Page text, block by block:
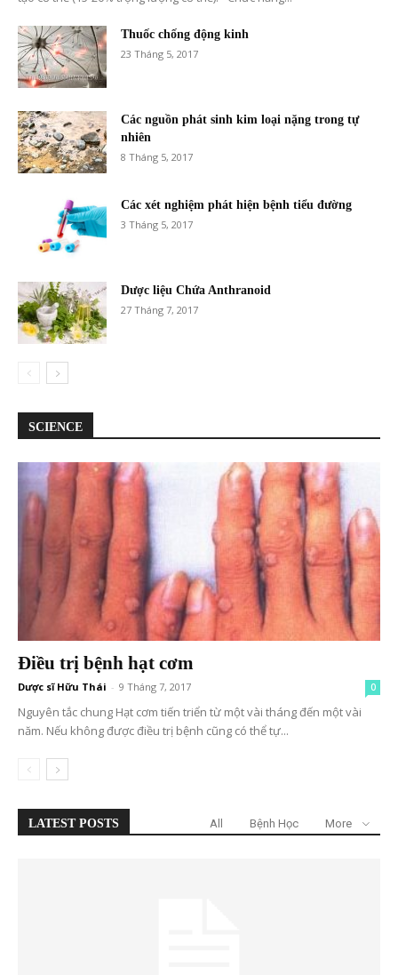
Thuốc chống động kinh
23 Tháng 5, 2017
Các nguồn phát sinh kim loại nặng trong tự
nhiên
8 Tháng 5, 2017
Các xét nghiệm phát hiện bệnh tiểu đường
3 Tháng 5, 2017
Dược liệu Chứa Anthranoid
27 Tháng 7, 2017
SCIENCE
Điều trị bệnh hạt cơm
Dược sĩ Hữu Thái - 9 Tháng 7, 2017 0
Nguyên tắc chung Hạt cơm tiến triển từ một vài tháng đến một vài
năm. Nếu không được điều trị bệnh cũng có thể tự...
LATEST POSTS All Bệnh Học More